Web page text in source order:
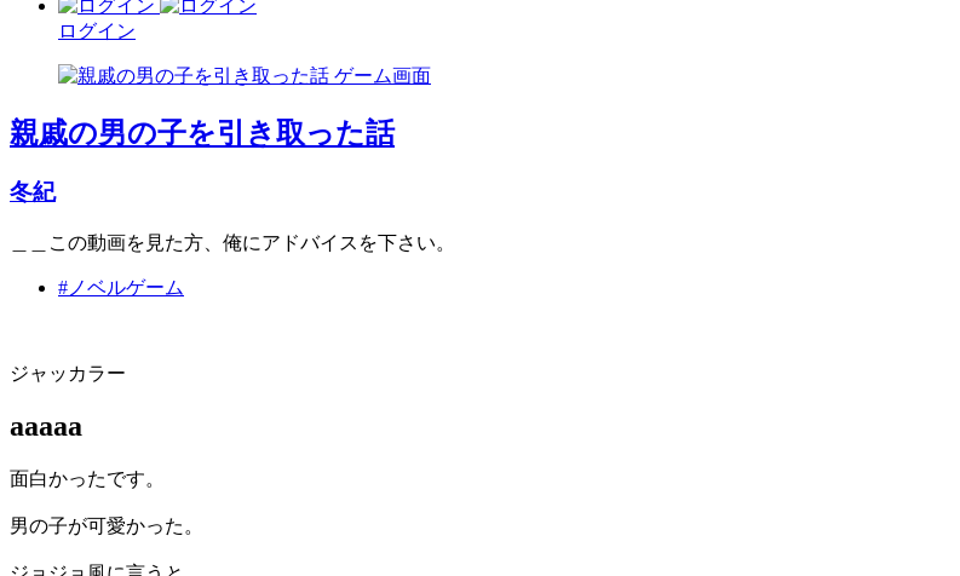
ログイン
親戚の男の子を引き取った話
冬紀
＿＿この動画を見た方、俺にアドバイスを下さい。
#ノベルゲーム
ジャッカラー
aaaaa
面白かったです。
男の子が可愛かった。